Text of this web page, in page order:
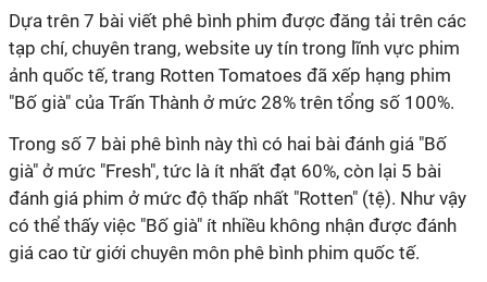
Dựa trên 7 bài viết phê bình phim được đăng tải trên các
tạp chí, chuyên trang, website uy tín trong lĩnh vực phim
ảnh quốc tế, trang Rotten Tomatoes đã xếp hạng phim
"Bố già" của Trấn Thành ở mức 28% trên tổng số 100%.
Trong số 7 bài phê bình này thì có hai bài đánh giá "Bố
già" ở mức "Fresh", tức là ít nhất đạt 60%, còn lại 5 bài
đánh giá phim ở mức độ thấp nhất "Rotten" (tệ). Như vậy
có thể thấy việc "Bố già" ít nhiều không nhận được đánh
giá cao từ giới chuyên môn phê bình phim quốc tế.